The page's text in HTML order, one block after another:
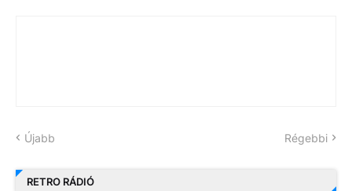
Újabb Régebbi
RETRO RÁDIÓ